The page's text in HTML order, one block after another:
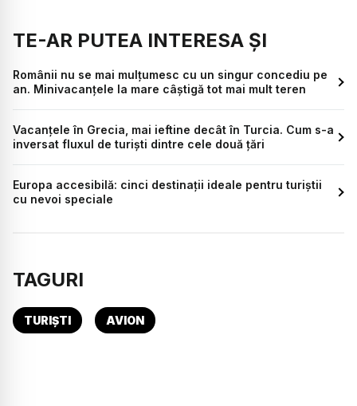
TE-AR PUTEA INTERESA ȘI
Românii nu se mai mulțumesc cu un singur concediu pe
an. Minivacanțele la mare câștigă tot mai mult teren
Vacanțele în Grecia, mai ieftine decât în Turcia. Cum s-a
inversat fluxul de turiști dintre cele două țări
Europa accesibilă: cinci destinații ideale pentru turiștii
cu nevoi speciale
TAGURI
TURIȘTI AVION